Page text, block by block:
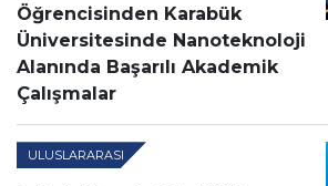
Öğrencisinden Karabük
Üniversitesinde Nanoteknoloji
Alanında Başarılı Akademik
Çalışmalar
ULUSLARARASI